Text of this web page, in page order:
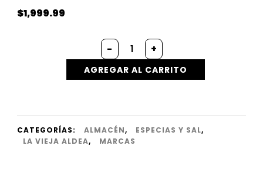
$1,999.99
- Bandeja
de
cond.
pizza
cantidad
+
AGREGAR AL CARRITO
CATEGORÍAS: ALMACÉN, ESPECIAS Y SAL,
LA VIEJA ALDEA, MARCAS